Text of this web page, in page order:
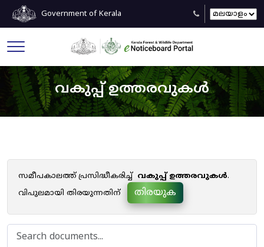
Government of Kerala
വകുപ്പ് ഉത്തരവുകൾ
സമീപകാലത്ത് പ്രസിദ്ധീകരിച്ച് വകുപ്പ് ഉത്തരവുകൾ.
വിപുലമായി തിരയുന്നതിന്
തിരയുക